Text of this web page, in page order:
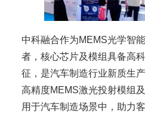
中科融合作为MEMS光学智
者，核心芯片及模组具备高
征，是汽车制造行业新质生
高精度MEMS激光投射模组
用于汽车制造场景中，助力